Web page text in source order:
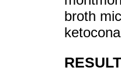
broth